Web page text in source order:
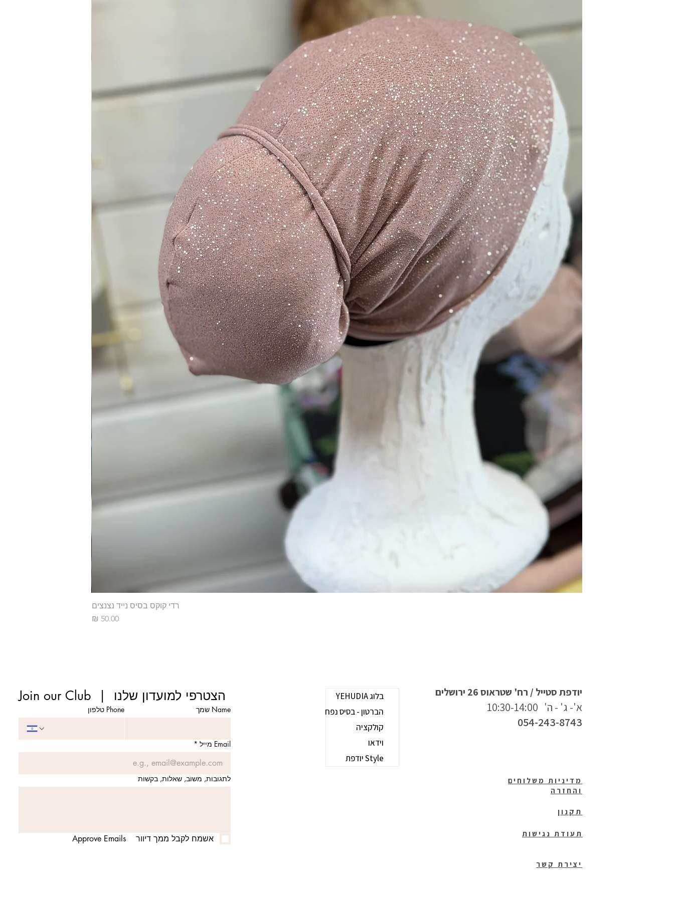
רדי קוקס בסיס נייד נצנצים
מחיר
יודפת סטייל / רח' שטראוס 26 ירושלים
א'- ג' - ה' 10:30-14:00
054-243-8743
בלוג YEHUDIA
הברטון - בסיס נפח
קולקציה
וידאו
Style יודפת
מדיניות משלוחים
והחזרה
תקנון
תעודת נגישות
Join our Club  |  הצטרפי למועדון שלנו
Name שמך Phone טלפון
Email מייל *
לתגובות, משוב, שאלות, בקשות
אשמח לקבל ממך דיוור    Approve Emails
יצירת קשר